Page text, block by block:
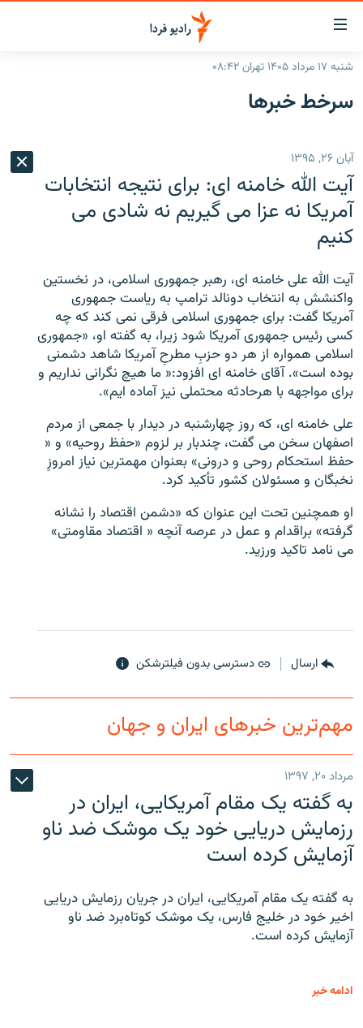
لینک‌های
قابلیت
دسترسی
بازگشت
اصلی
رفتن
به
صفحه
جستجو
ایران
رادیو
انتخاب کنید و بشنوید
برنامه‌های رادیویی
پادکست
چندرسانه‌ای
گزارش‌های ویدئویی
English
به ما بپیوندید
زبان‌های دیگر
شنبه ۱۷ مرداد ۱۴۰۵ تهران ۰۸:۴۲
سرخط‌ خبرها
آبان ۲۶, ۱۳۹۵
آیت الله خامنه ای: برای نتیجه انتخابات
آمریکا نه عزا می گیریم نه شادی می
کنیم
آیت الله علی خامنه ای، رهبر جمهوری اسلامی، در نخستین
واکنشش به انتخاب دونالد ترامپ به ریاست جمهوری
آمریکا گفت: برای جمهوری اسلامی فرقی نمی کند که چه
کسی رئیس جمهوری آمریکا شود زیرا، به گفته او، «جمهوری
اسلامی همواره از هر دو حزبِ مطرحِ آمریکا شاهد دشمنی
بوده است». آقای خامنه ای افزود:« ما هیچ نگرانی نداریم و
برای مواجهه با هرحادثه محتملی نیز آماده ایم».
علی خامنه ای، که روز چهارشنبه در دیدار با جمعی از مردم
اصفهان سخن می گفت، چندبار بر لزوم «حفظ روحیه» و «
حفظ استحکام روحی و درونی» بعنوان مهمترین نیاز امروزِ
نخبگان و مسئولان کشور تأکید کرد.
او همچنین تحت این عنوان که «دشمن اقتصاد را نشانه
گرفته» براقدام و عمل در عرصه آنچه « اقتصاد مقاومتی»
می نامد تاکید ورزید.
ارسال دسترسی بدون فیلترشکن
مهم‌ترین خبرهای ایران و جهان
مرداد ۲۰, ۱۳۹۷
به گفته یک مقام آمریکایی، ایران در
رزمایش دریایی خود یک موشک ضد ناو
آزمایش کرده است
به گفته یک مقام آمریکایی، ایران در جریان رزمایش دریایی
اخیر خود در خلیج فارس، یک موشک کوتاه‌برد ضد ناو
آزمایش کرده است.
ادامه خبر